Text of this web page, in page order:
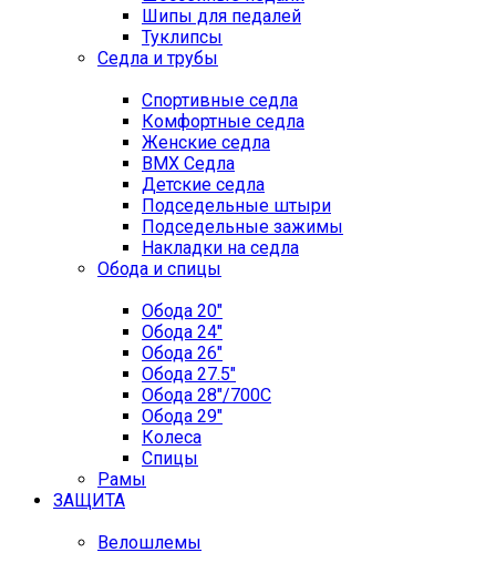
Шипы для педалей
Туклипсы
Седла и трубы
Спортивные седла
Комфортные седла
Женские седла
BMX Седла
Детские седла
Подседельные штыри
Подседельные зажимы
Накладки на седла
Обода и спицы
Обода 20"
Обода 24"
Обода 26"
Обода 27.5"
Обода 28"/700C
Обода 29"
Колеса
Спицы
Рамы
ЗАЩИТА
Велошлемы